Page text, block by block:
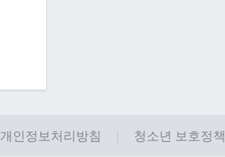
개인정보처리방침 청소년 보호정책